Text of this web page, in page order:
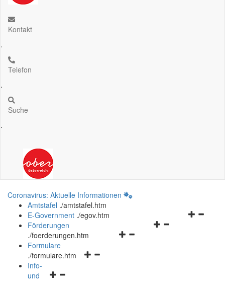
Kontakt
.
Telefon
.
Suche
.
Coronavirus: Aktuelle Informationen
Amtstafel ./amtstafel.htm
Navigationsmenü
E-Government ./egov.htm
Navigationsmenü
Förderungen
./foerderungen.htm
Navigationsmenü
Formulare
./formulare.htm
Navigationsmenü
Info-
und